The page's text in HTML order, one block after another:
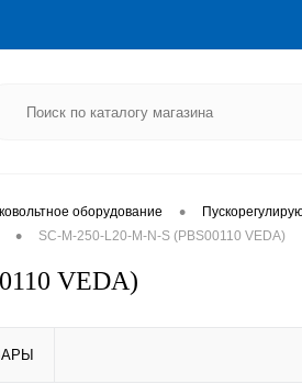
оборудование •
• SC-M-250-L20-M-N-S (PBS00110 VEDA)
VEDA)